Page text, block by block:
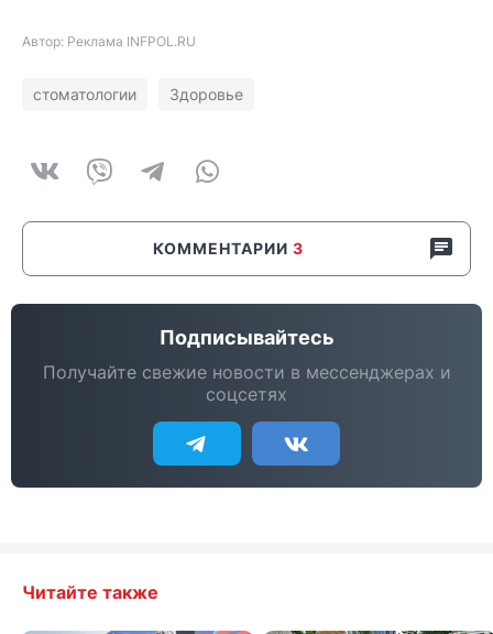
Автор: Реклама INFPOL.RU
стоматологии Здоровье
КОММЕНТАРИИ 3
Подписывайтесь
Получайте свежие новости в мессенджерах и
соцсетях
Читайте также